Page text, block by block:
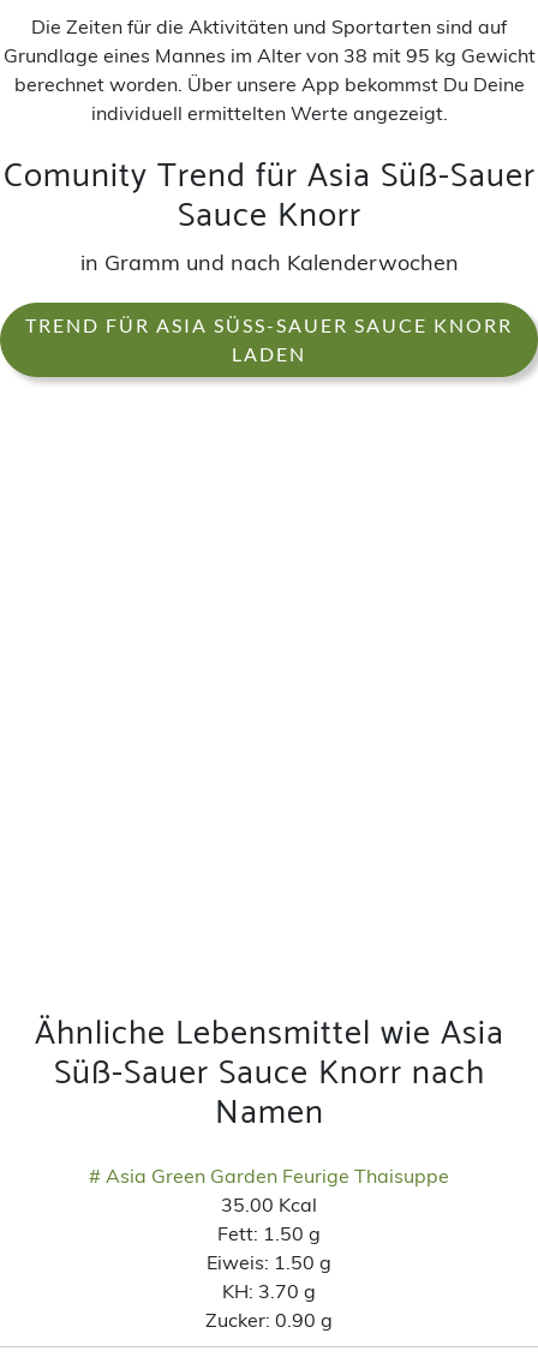
Die Zeiten für die Aktivitäten und Sportarten sind auf
Grundlage eines Mannes im Alter von 38 mit 95 kg Gewicht
berechnet worden. Über unsere App bekommst Du Deine
individuell ermittelten Werte angezeigt.
Comunity Trend für Asia Süß-Sauer
Sauce Knorr
in Gramm und nach Kalenderwochen
TREND FÜR ASIA SÜSS-SAUER SAUCE KNORR L
ADEN
Ähnliche Lebensmittel wie Asia
Süß-Sauer Sauce Knorr nach
Namen
# Asia Green Garden Feurige Thaisuppe
35.00 Kcal
Fett: 1.50 g
Eiweis: 1.50 g
KH: 3.70 g
Zucker: 0.90 g